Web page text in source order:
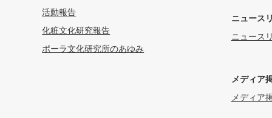
活動報告
化粧文化研究報告
ポーラ文化研究所のあゆみ
ニュース
ニュース
メディア
メディア